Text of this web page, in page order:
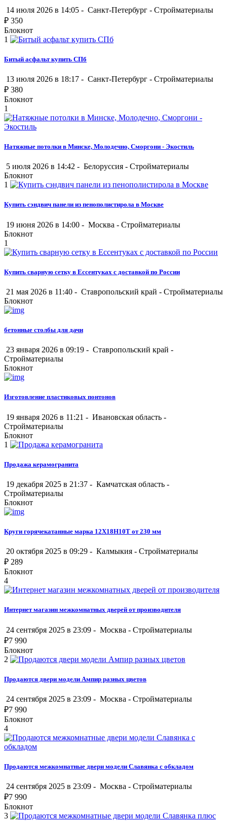
14 июля 2026 в 14:05 - Санкт-Петербург - Стройматериалы
₽ 350
Блокнот
1
Битый асфальт купить СПб
13 июля 2026 в 18:17 - Санкт-Петербург - Стройматериалы
₽ 380
Блокнот
1
Натяжные потолки в Минске, Молодечно, Сморгони - Экостиль
5 июля 2026 в 14:42 - Белоруссия - Стройматериалы
Блокнот
1
Купить сэндвич панели из пенополистирола в Москве
19 июня 2026 в 14:00 - Москва - Стройматериалы
Блокнот
1
Купить сварную сетку в Ессентуках с доставкой по России
21 мая 2026 в 11:40 - Ставропольский край - Стройматериалы
Блокнот
бетонные столбы для дачи
23 января 2026 в 09:19 - Ставропольский край -
Стройматериалы
Блокнот
Изготовление пластиковых понтонов
19 января 2026 в 11:21 - Ивановская область -
Стройматериалы
Блокнот
1
Продажа керамогранита
19 декабря 2025 в 21:37 - Камчатская область -
Стройматериалы
Блокнот
Круги горячекатанные марка 12Х18Н10Т от 230 мм
20 октября 2025 в 09:29 - Калмыкия - Стройматериалы
₽ 289
Блокнот
4
Интернет магазин межкомнатных дверей от производителя
24 сентября 2025 в 23:09 - Москва - Стройматериалы
₽7 990
Блокнот
2
Продаются двери модели Ампир разных цветов
24 сентября 2025 в 23:09 - Москва - Стройматериалы
₽7 990
Блокнот
4
Продаются межкомнатные двери модели Славянка с обкладом
24 сентября 2025 в 23:09 - Москва - Стройматериалы
₽7 990
Блокнот
3